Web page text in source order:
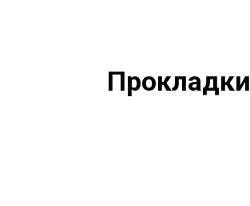
Прокладки